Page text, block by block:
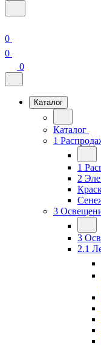
0
0
0
Каталог
Каталог
1
1
2
3
3
2.1